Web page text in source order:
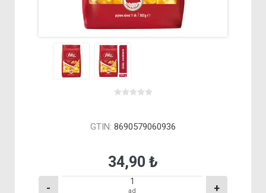
GTIN: 8690579060936
34,90 ₺
- ad +